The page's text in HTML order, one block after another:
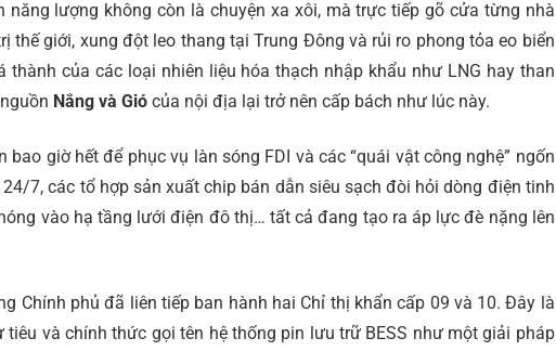
lượng không còn là chuyện xa xôi, mà trực tiếp gõ cửa từng nhà
thế giới, xung đột leo thang tại Trung Đông và rủi ro phong tỏa eo biển
của các loại nhiên liệu hóa thạch nhập khẩu như LNG hay than
Nắng và Gió của nội địa lại trở nên cấp bách như lúc này.
giờ hết để phục vụ làn sóng FDI và các “quái vật công nghệ” ngốn
7, các tổ hợp sản xuất chip bán dẫn siêu sạch đòi hỏi dòng điện tinh
vào hạ tầng lưới điện đô thị… tất cả đang tạo ra áp lực đè nặng lên
Chính phủ đã liên tiếp ban hành hai Chỉ thị khẩn cấp 09 và 10. Đây là
và chính thức gọi tên hệ thống pin lưu trữ BESS như một giải pháp